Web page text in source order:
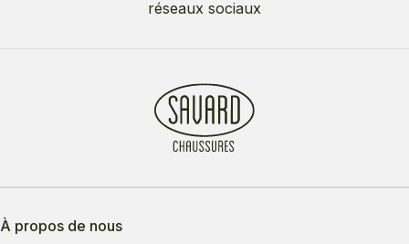
réseaux sociaux
À propos de nous